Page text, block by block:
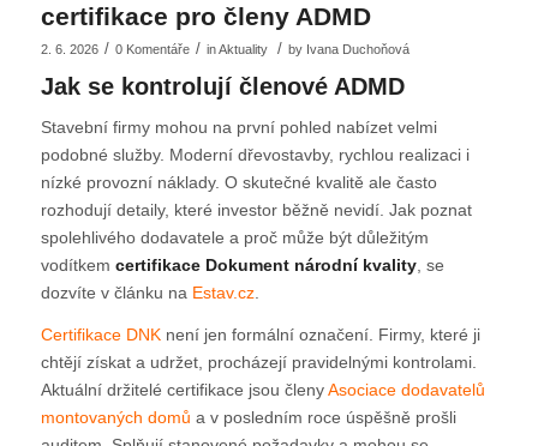
certifikace pro členy ADMD
2. 6. 2026 / 0 Komentáře / inAktuality / by Ivana Duchoňová
Jak se kontrolují členové ADMD
Stavební firmy mohou na první pohled nabízet velmi
podobné služby. Moderní dřevostavby, rychlou realizaci i
nízké provozní náklady. O skutečné kvalitě ale často
rozhodují detaily, které investor běžně nevidí. Jak poznat
spolehlivého dodavatele a proč může být důležitým
vodítkem certifikace Dokument národní kvality, se
dozvíte v článku na Estav.cz.
Certifikace DNKnení jen formální označení. Firmy, které ji
chtějí získat a udržet, procházejí pravidelnými kontrolami.
Aktuální držitelé certifikace jsou členyAsociace dodavatelů
montovaných domů a v posledním roce úspěšně prošli